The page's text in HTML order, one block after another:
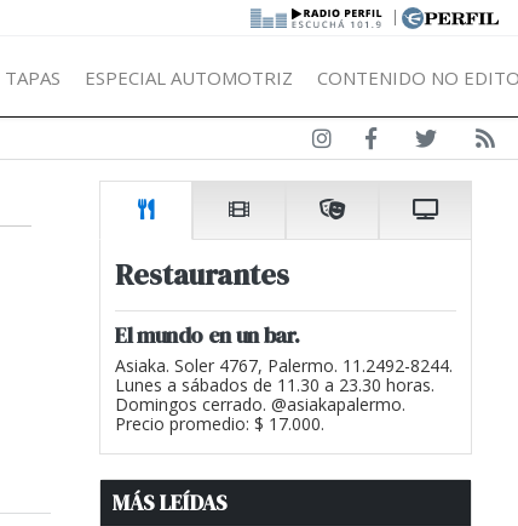
|
TAPAS ESPECIAL AUTOMOTRIZ CONTENIDO NO
Restaurantes
El mundo en un bar.
Asiaka. Soler 4767, Palermo. 11.2492-8244.
Lunes a sábados de 11.30 a 23.30 horas.
Domingos cerrado. @asiakapalermo.
Precio promedio: $ 17.000.
MÁS LEÍDAS